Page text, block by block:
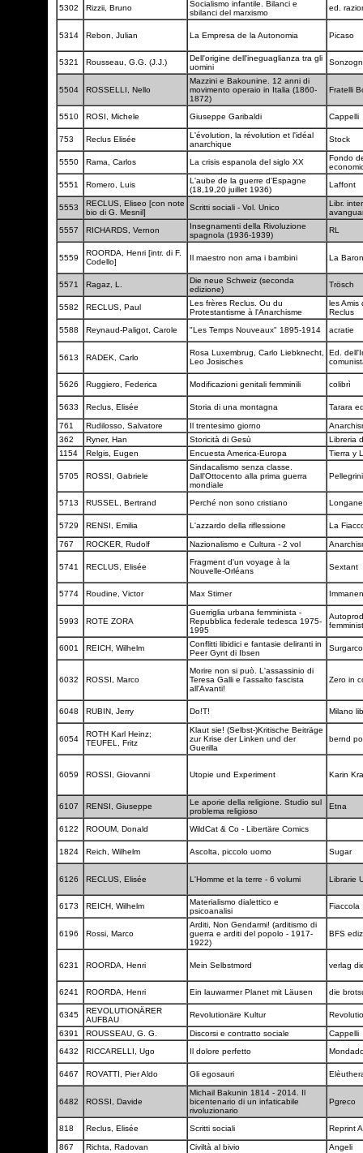
5302
Rizzii, Bruno
Socialismo infantile. Bilanci e
sbilanci del marxismo
ed.
5314 Rebon, Julian La Empresa de la Autonomia Picaso
5321 Rousseau, G.G. (J.J.)
Dell'origine dell'ineguaglianza tra gli
uomini
5504 ROSSELLI, Nello
Mazzini e Bakounine. 12 anni di
movimento operaio in Italia (1860-
1872)
Fratelli
5510 ROSI, Michele Giuseppe Garibaldi Cappelli
753 Reclus Elisée
L'évolution, la révolution et l'idéal
anarchique
Stock
5550 Rama, Carlos La crisis espanola del siglo XX
Fondo
5551
Romero, Luis
L'aube de la guerre d'Espagne
(18,19,20 juillet 1936)
Laffont
5553
RECLUS, Eliseo [con note
bio di G. Mesnil]
Scritti sociali - Vol. Unico
Libr.
5557
RICHARDS, Vernon
Insegnamenti della Rivoluzione
spagnola (1936-1939)
RL
5559
ROORDA, Henri [intr. di F.
Codello]
Il maestro non ama i bambini La
5571 Ragaz, L.
Die neue Schweiz (seconda
edizione)
Trösch
5582 RECLUS, Paul
Les frères Reclus. Ou du
Protestantisme à l'Anarchisme
les Amis
Reclus
5588
Reynaud-Paligot, Carole "Les Temps Nouveaux" 1895-1914 acratie
5613 RADEK, Carlo
Rosa Luxembrug, Carlo Liebknecht,
Leo Josisches
Ed.
5626 Ruggiero, Federica Modificazioni genitali femminili colibrì
5633 Reclus, Elisée Storia di una montagna Tarara
761 Rudilosso, Salvatore Il trentesimo giorno
362
Ryner, Han Storicità di Gesù
Libreria
1154
Relgis, Eugen Encuesta America-Europa Tierra y
5705 ROSSI, Gabriele
Sindacalismo senza classe.
Dall'Ottocento alla prima guerra
mondiale
5713 RUSSEL, Bertrand Perché non sono cristiano
5729 RENSI, Emilia L'azzardo della riflessione La
767 ROCKER, Rudolf Nazionalismo e Cultura - 2 vol
5741 RECLUS, Elisée
Fragment d'un voyage à la
Nouvelle-Orléans
Sextant
5774 Roudine, Victor Max Stirner
5993 ROTE ZORA
Guerriglia urbana femminista -
Repubblica federale tedesca 1975-
1995
6001 REICH, Wilhelm
Conflitti libidici e fantasie deliranti in
Peer Gynt di Ibsen
6032 ROSSI, Marco
Morire non si può. L'assassinio di
Teresa Galli e l'assalto fascista
all'Avanti!
Zero in
6048 RUBIN, Jerry Do!T! Milano
6054
ROTH Karl Heinz;
TEUFEL, Fritz
Klaut sie! (Selbst-)Kritische Beiträge
zur Krise der Linken und der
Guerilla
bernd
6059 ROSSI, Giovanni Utopie und Experiment Karin
6107 RENSI, Giuseppe
Le aporie della religione. Studio sul
problema religioso
Etna
6122 ROOUM, Donald WildCat & Co - Libertäre Comics
1824 Reich, Wilhelm Ascolta, piccolo uomo Sugar
6126 RECLUS, Elisée L'Homme et la terre - 6 volumi Librarie
6173 REICH, Wilhelm
Materialismo dialettico e
psicoanalisi
Fiaccola
6196 Rossi, Marco
Arditi, Non Gendarmi! (arditismo di
guerra e arditi del popolo - 1917-
1922)
BFS
6231 ROORDA, Henri Mein Selbstmord verlag
6241 ROORDA, Henri Ein lauwarmer Planet mit Läusen die
6345
REVOLUTIONÄRER
AUFBAU
Revolutionäre Kultur
6391 ROUSSEAU, G. G. Discorsi e contratto sociale
Cappelli
6432
RICCARELLI, Ugo Il dolore perfetto
6467 ROVATTI, Pier Aldo Gli egosauri
6482 ROSSI, Davide
Michail Bakunin 1814 - 2014. Il
bicentenario di un infaticabile
rivoluzionario
Pgreco
818 Reclus, Elisée Scritti sociali Reprint
867 Richta, Radovan Civiltà al bivio
Angeli